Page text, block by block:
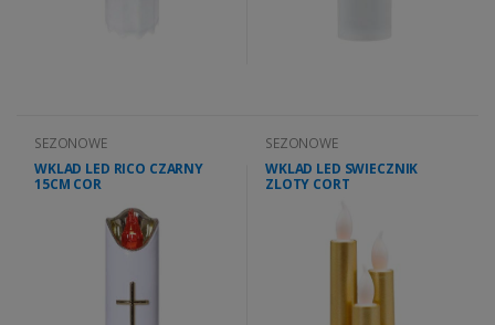
SEZONOWE
WKLAD LED RICO CZARNY
15CM COR
SEZONOWE
WKLAD LED SWIECZNIK
ZLOTY CORT